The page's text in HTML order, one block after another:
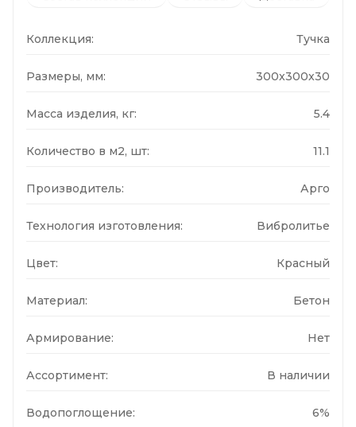
Коллекция: Тучка
Размеры, мм: 300x300x30
Масса изделия, кг: 5.4
Количество в м2, шт: 11.1
Производитель: Арго
Технология изготовления: Вибролитье
Цвет: Красный
Материал: Бетон
Армирование: Нет
Ассортимент: В наличии
Водопоглощение: 6%